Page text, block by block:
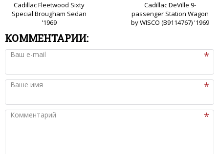
Cadillac Fleetwood Sixty
Special Brougham Sedan
'1969
Cadillac DeVille 9-
passenger Station Wagon
by WISCO (B9114767) '1969
КОММЕНТАРИИ:
Ваш e-mail
Ваше имя
Комментарий